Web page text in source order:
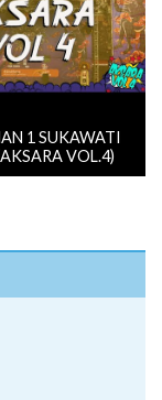
1 SUKAWATI
VOL.4)